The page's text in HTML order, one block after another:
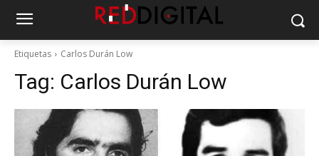
Etiquetas Carlos Durán Low
Tag: Carlos Durán Low